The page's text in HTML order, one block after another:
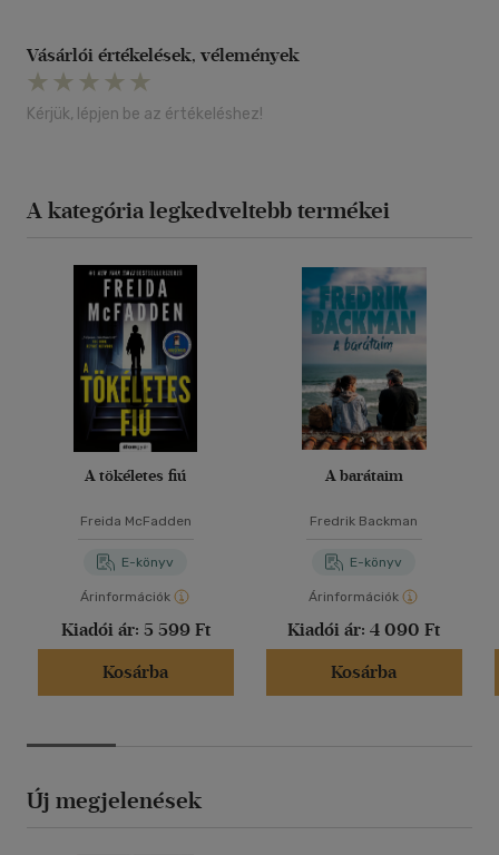
Vásárlói értékelések, vélemények
Kérjük, lépjen be az értékeléshez!
A kategória legkedveltebb termékei
A tökéletes fiú
Freida McFadden
E-könyv
Árinformációk
Kiadói ár: 5 599 Ft
Kosárba
A barátaim
Fredrik Backman
E-könyv
Árinformációk
Kiadói ár: 4 090 Ft
Kosárba
Új megjelenések